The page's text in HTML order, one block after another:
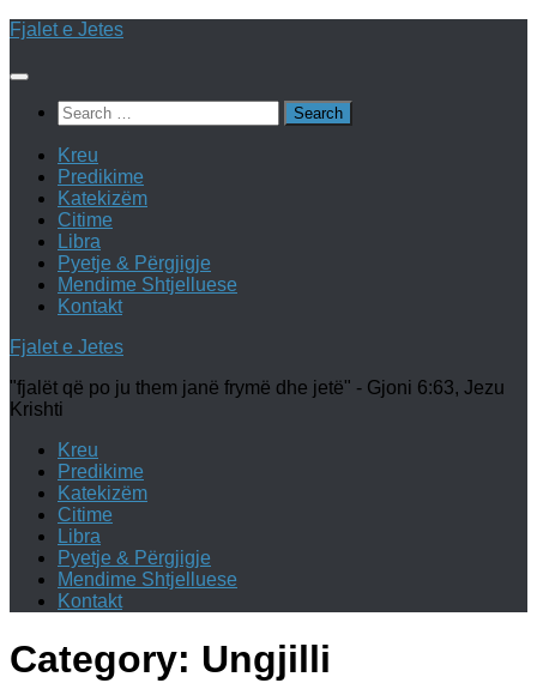
Skip
content
Fjalet e Jetes
Search
for:
Kreu
Predikime
Katekizëm
Citime
Libra
Pyetje & Përgjigje
Mendime Shtjelluese
Kontakt
Fjalet e Jetes
"fjalët që po ju them janë frymë dhe jetë" - Gjoni 6:63, Jezu
Krishti
Kreu
Predikime
Katekizëm
Citime
Libra
Pyetje & Përgjigje
Mendime Shtjelluese
Kontakt
Category: Ungjilli